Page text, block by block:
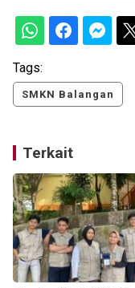
Tags:
SMKN Balangan
Terkait